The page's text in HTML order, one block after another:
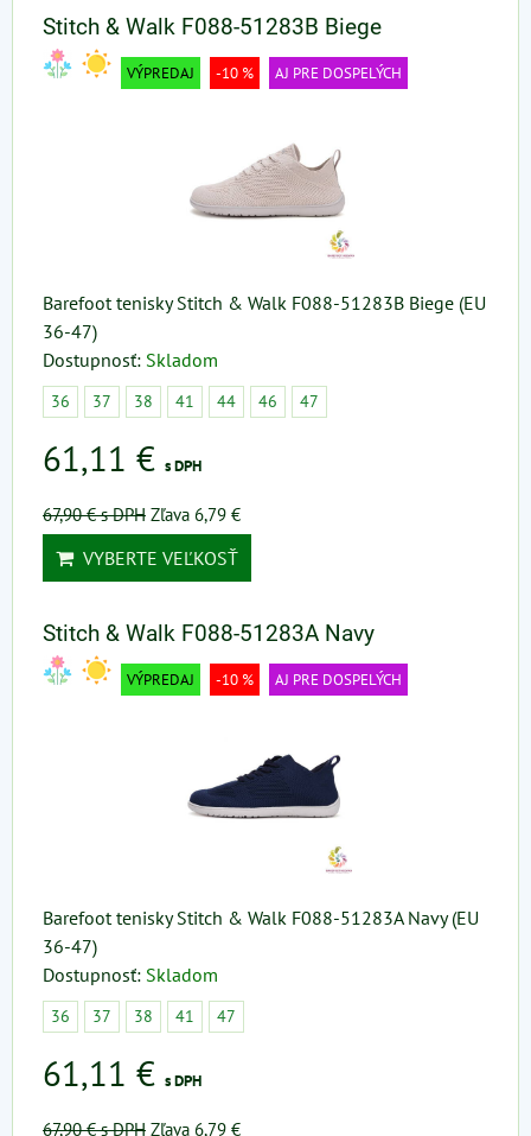
Stitch & Walk F088-51283B Biege
VÝPREDAJ -10 % AJ PRE DOSPELÝCH
Barefoot tenisky Stitch & Walk F088-51283B Biege (EU
36-47)
Dostupnosť: Skladom
36 37 38 41 44 46 47
61,11 € s DPH
67,90 €s DPH Zľava 6,79 €
VYBERTE VEĽKOSŤ
Stitch & Walk F088-51283A Navy
VÝPREDAJ -10 % AJ PRE DOSPELÝCH
Barefoot tenisky Stitch & Walk F088-51283A Navy (EU
36-47)
Dostupnosť: Skladom
36 37 38 41 47
61,11 € s DPH
67,90 €s DPH Zľava 6,79 €